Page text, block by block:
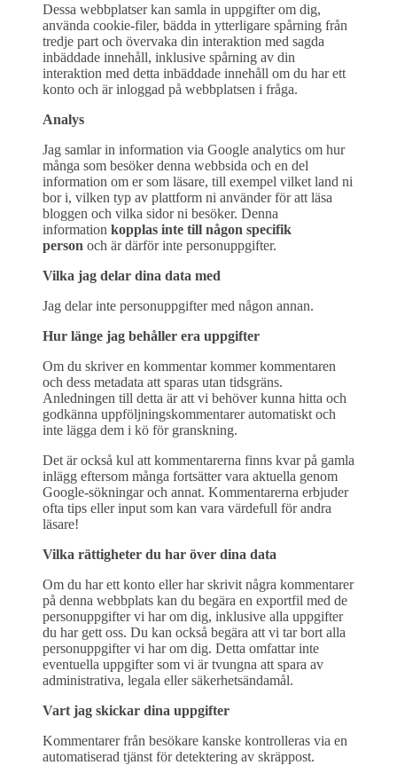
Dessa webbplatser kan samla in uppgifter om dig,
använda cookie-filer, bädda in ytterligare spårning från
tredje part och övervaka din interaktion med sagda
inbäddade innehåll, inklusive spårning av din
interaktion med detta inbäddade innehåll om du har ett
konto och är inloggad på webbplatsen i fråga.
Analys
Jag samlar in information via Google analytics om hur
många som besöker denna webbsida och en del
information om er som läsare, till exempel vilket land ni
bor i, vilken typ av plattform ni använder för att läsa
bloggen och vilka sidor ni besöker. Denna
information kopplas inte till någon specifik
person och är därför inte personuppgifter.
Vilka jag delar dina data med
Jag delar inte personuppgifter med någon annan.
Hur länge jag behåller era uppgifter
Om du skriver en kommentar kommer kommentaren
och dess metadata att sparas utan tidsgräns.
Anledningen till detta är att vi behöver kunna hitta och
godkänna uppföljningskommentarer automatiskt och
inte lägga dem i kö för granskning.
Det är också kul att kommentarerna finns kvar på gamla
inlägg eftersom många fortsätter vara aktuella genom
Google-sökningar och annat. Kommentarerna erbjuder
ofta tips eller input som kan vara värdefull för andra
läsare!
Vilka rättigheter du har över dina data
Om du har ett konto eller har skrivit några kommentarer
på denna webbplats kan du begära en exportfil med de
personuppgifter vi har om dig, inklusive alla uppgifter
du har gett oss. Du kan också begära att vi tar bort alla
personuppgifter vi har om dig. Detta omfattar inte
eventuella uppgifter som vi är tvungna att spara av
administrativa, legala eller säkerhetsändamål.
Vart jag skickar dina uppgifter
Kommentarer från besökare kanske kontrolleras via en
automatiserad tjänst för detektering av skräppost.